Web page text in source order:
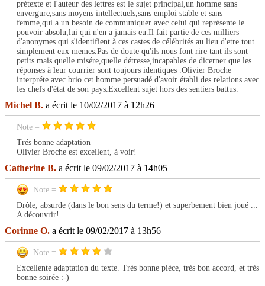
prétexte et l'auteur des lettres est le sujet principal,un homme sans
envergure,sans moyens intellectuels,sans emploi stable et sans
femme,qui a un besoin de communiquer avec celui qui représente le
pouvoir absolu,lui qui n'en a jamais eu.Il fait partie de ces milliers
d'anonymes qui s'identifient à ces castes de célébrités au lieu d'etre tout
simplement eux memes.Pas de doute qu'ils nous font rire tant ils sont
petits mais quelle misére,quelle détresse,incapables de dicerner que les
réponses à leur courrier sont toujours identiques .Olivier Broche
interpréte avec brio cet homme persuadé d'avoir établi des relations avec
les chefs d'état de son pays.Excellent sujet hors des sentiers battus.
Michel B. a écrit le 10/02/2017 à 12h26
Note =
Trés bonne adaptation
Olivier Broche est excellent, à voir!
Catherine B. a écrit le 09/02/2017 à 14h05
Note =
Drôle, absurde (dans le bon sens du terme!) et superbement bien joué ...
A découvrir!
Corinne O. a écrit le 09/02/2017 à 13h56
Note =
Excellente adaptation du texte. Très bonne pièce, très bon accord, et très
bonne soirée :-)